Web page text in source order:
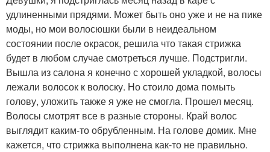
удлиненными прядями. Может быть оно уже и не на пике
моды, но мои волосюшки были в неидеальном
состоянии после окрасок, решила что такая стрижка
будет в любом случае смотреться лучше. Подстригли.
Вышла из салона я конечно с хорошей укладкой, волосы
лежали волосок к волоску. Но стоило дома помыть
голову, уложить также я уже не смогла. Прошел месяц.
Волосы смотрят все в разные стороны. Край волос
выглядит каким-то обрубленным. На голове домик. Мне
кажется, что стрижка выполнена как-то не правильно.